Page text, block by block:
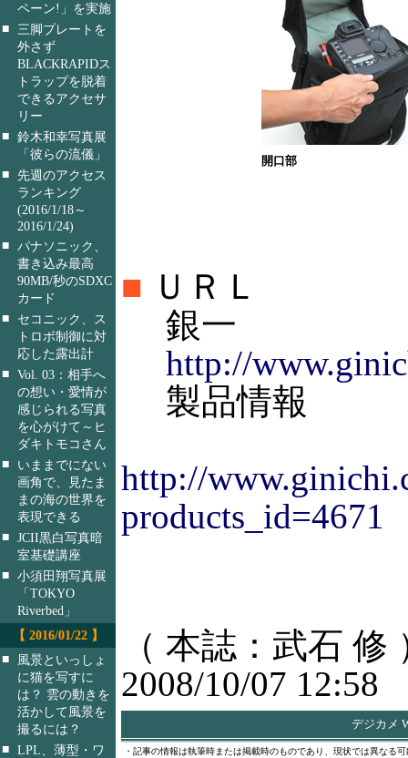
ペーン!」を実施
■ 三脚プレートを
外さず
BLACKRAPIDス
トラップを脱着
できるアクセサ
リー
■ 鈴木和幸写真展
「彼らの流儀」
■ 先週のアクセス
ランキング
(2016/1/18～
2016/1/24)
■ パナソニック、
書き込み最高
90MB/秒のSDXC
カード
■
セコニック、ス
トロボ制御に対
応した露出計
■ Vol. 03：相手へ
の想い・愛情が
感じられる写真
を心がけて～ヒ
ダキトモコさん
■
いままでにない
画角で、見たま
まの海の世界を
表現できる
■ JCII黒白写真暗
室基礎講座
■ 小須田翔写真展
「TOKYO
Riverbed」
【 2016/01/22 】
■
風景といっしょ
に猫を写すに
は？ 雲の動きを
活かして風景を
撮るには？
■ LPL、薄型・ワ
開口部
■ ＵＲＬ
銀一
http://
製品情報
http://
products_id=4671
（ 本誌：武石 修
2008/10/07 12:58
デジカメ
・記事の情報は執筆時または掲載時のものであり、現状では異なる